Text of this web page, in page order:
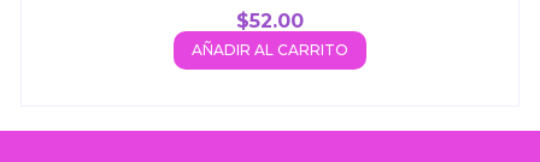
$52.00
AÑADIR AL CARRITO